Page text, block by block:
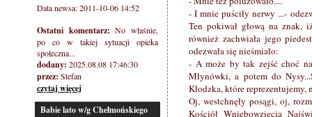
Data newsa: 2011-10-06 14:52
Ostatni komentarz: No właśnie,
po co w takiej sytuacji opieka
społeczna...
dodany: 2025.08.08 17:46:30
przez: Stefan
czytaj więcej
Babie lato w/g Chełmońskiego
- I mnie puściły nerwy ...-
Ten pokiwał głową na znak,
również zachwiała jego
odezwała się nieśmiało:
- A może by tak zejść choć
Młynówki, a potem do
Kłodzka, które reprezentujemy,
Oj, westchnęły posągi, oj,
Kościół Wniebowzięcia